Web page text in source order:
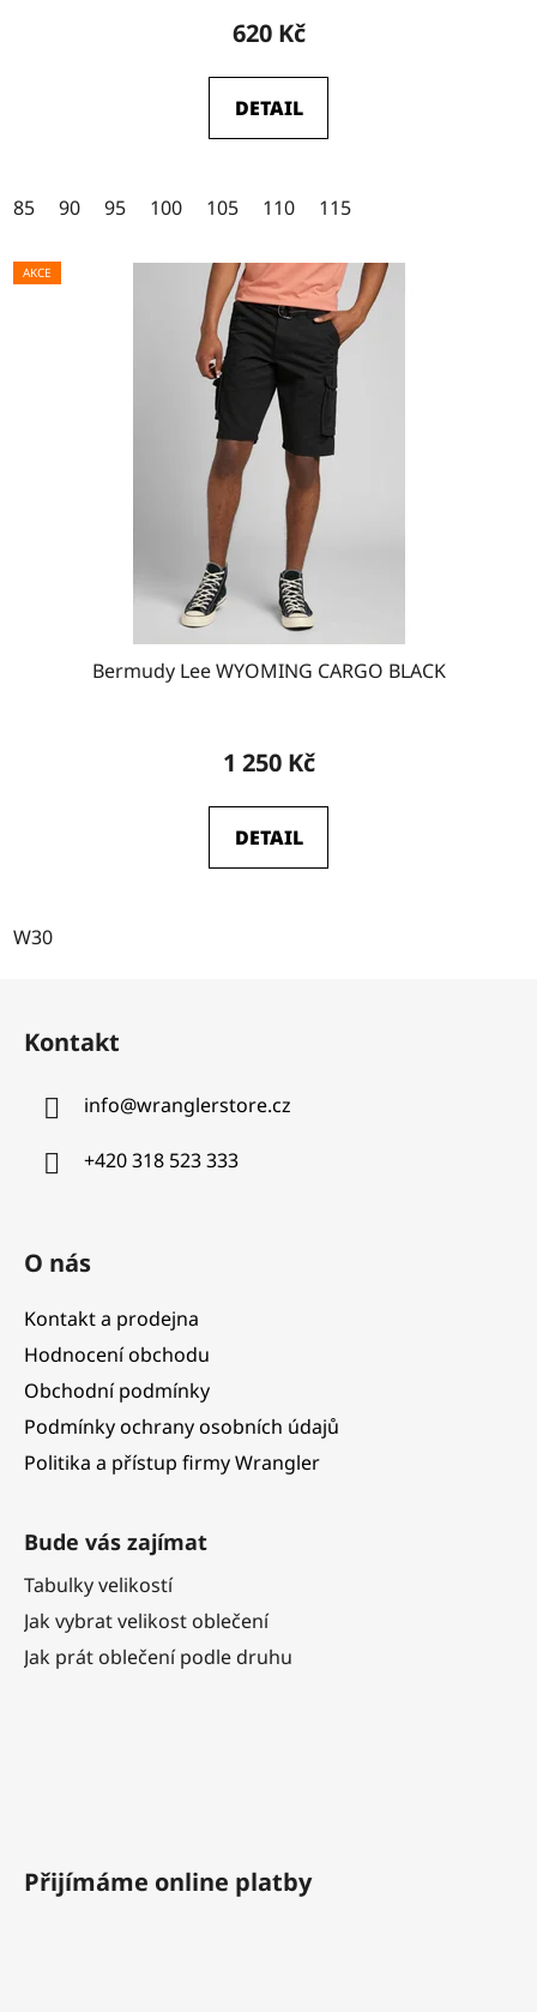
hodnocení
produktu
je
4,5
hvězdiček.
620 Kč
DETAIL
85 90 95 100 105 110 115
AKCE
Bermudy Lee WYOMING CARGO BLACK
1 250 Kč
DETAIL
W30
Kontakt
info@wranglerstore.cz
+420 318 523 333
O nás
Kontakt a prodejna
Hodnocení obchodu
Obchodní podmínky
Podmínky ochrany osobních údajů
Politika a přístup firmy Wrangler
Bude vás zajímat
Tabulky velikostí
Jak vybrat velikost oblečení
Jak prát oblečení podle druhu
Přijímáme online platby